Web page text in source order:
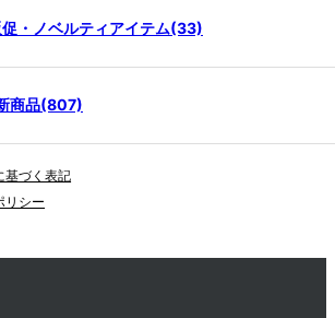
・ノベルティアイテム(33)
商品(807)
基づく表記
リシー